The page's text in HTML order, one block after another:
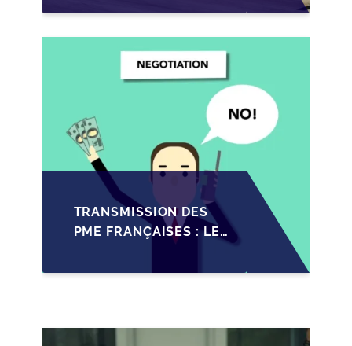
TRANSMISSION DES
TRANSMISSION DES
PME FRANÇAISES : LES
PACTE DUTREIL